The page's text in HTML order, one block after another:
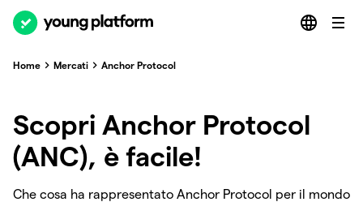
Home Mercati Anchor Protocol
Scopri Anchor Protocol
(ANC), è facile!
Che cosa ha rappresentato Anchor Protocol per il mondo